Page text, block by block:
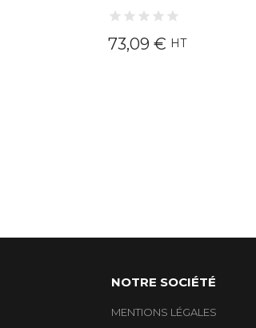
73,09 € HT
NOTRE SOCIÉTÉ
MENTIONS LÉGALES